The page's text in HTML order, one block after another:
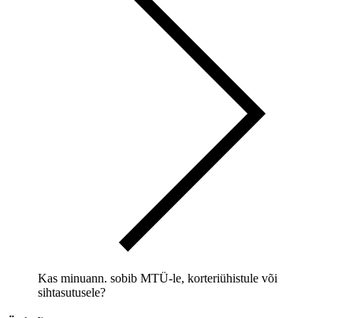
Kas minuann. sobib MTÜ-le, korteriühistule või
sihtasutusele?